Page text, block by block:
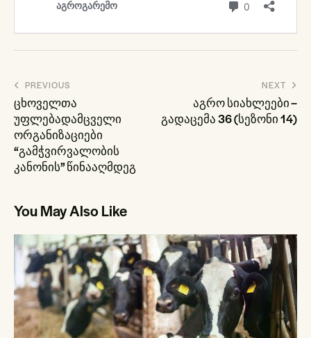
პოსტის
ნავიგაცია
PREVIOUS
ცხოველთა
უფლებადამცველი
ორგანიზაციები
“გამჭვირვალობის
კანონის” წინააღმდეგ
NEXT
აგრო სიახლეები –
გადაცემა 36 (სეზონი 14)
You May Also Like